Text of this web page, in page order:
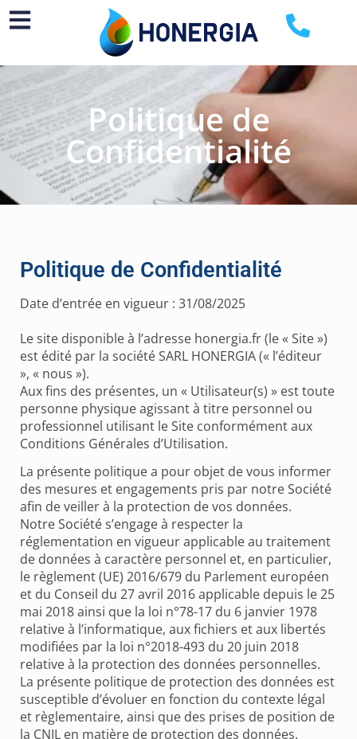
Politique de
Confidentialité
Politique de Confidentialité
Date d’entrée en vigueur : 31/08/2025
Le site disponible à l’adresse honergia.fr (le « Site »)
est édité par la sociétéSARL HONERGIA(« l’éditeur
», « nous »).
Aux fins des présentes, un « Utilisateur(s) » est toute
personne physique agissant à titre personnel ou
professionnel utilisant le Site conformément aux
Conditions Générales d’Utilisation.
La présente politique a pour objet de vous informer
des mesures et engagements pris par notre Société
afin de veiller à la protection de vos données.
Notre Société s’engage à respecter la
réglementation en vigueur applicable au traitement
de données à caractère personnel et, en particulier,
le règlement (UE) 2016/679 du Parlement européen
et du Conseil du 27 avril 2016 applicable depuis le 25
mai 2018 ainsi que la loi n°78-17 du 6 janvier 1978
relative à l’informatique, aux fichiers et aux libertés
modifiées par la loi n°2018-493 du 20 juin 2018
relative à la protection des données personnelles.
La présente politique de protection des données est
susceptible d’évoluer en fonction du contexte légal
et règlementaire, ainsi que des prises de position de
la CNIL en matière de protection des données.